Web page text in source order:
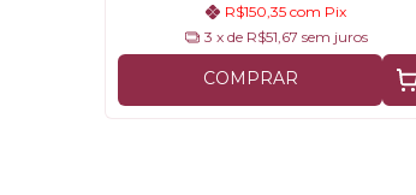
R$150,35 com Pix
3 x de R$51,67 sem juros
COMPRAR